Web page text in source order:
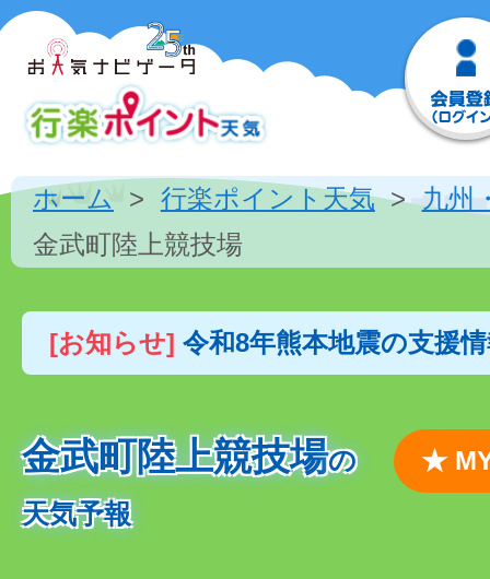
ホーム 行楽ポイント天気
九州
金武町陸上競技場
[お知らせ] 令和8年熊本地震の支援
金武町陸上競技場の
天気予報
★